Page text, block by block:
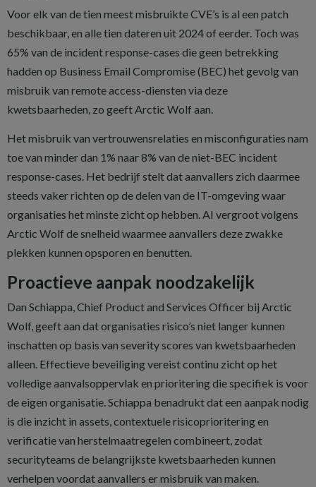
Voor elk van de tien meest misbruikte CVE’s is al een patch
beschikbaar, en alle tien dateren uit 2024 of eerder. Toch was
65% van de incident response-cases die geen betrekking
hadden op Business Email Compromise (BEC) het gevolg van
misbruik van remote access-diensten via deze
kwetsbaarheden, zo geeft Arctic Wolf aan.
Het misbruik van vertrouwensrelaties en misconfiguraties nam
toe van minder dan 1% naar 8% van de niet-BEC incident
response-cases. Het bedrijf stelt dat aanvallers zich daarmee
steeds vaker richten op de delen van de IT-omgeving waar
organisaties het minste zicht op hebben. AI vergroot volgens
Arctic Wolf de snelheid waarmee aanvallers deze zwakke
plekken kunnen opsporen en benutten.
Proactieve aanpak noodzakelijk
Dan Schiappa, Chief Product and Services Officer bij Arctic
Wolf, geeft aan dat organisaties risico’s niet langer kunnen
inschatten op basis van severity scores van kwetsbaarheden
alleen. Effectieve beveiliging vereist continu zicht op het
volledige aanvalsoppervlak en prioritering die specifiek is voor
de eigen organisatie. Schiappa benadrukt dat een aanpak nodig
is die inzicht in assets, contextuele risicoprioritering en
verificatie van herstelmaatregelen combineert, zodat
securityteams de belangrijkste kwetsbaarheden kunnen
verhelpen voordat aanvallers er misbruik van maken.